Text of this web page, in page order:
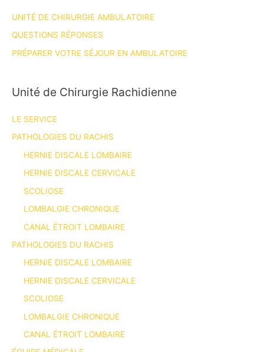
UNITÉ DE CHIRURGIE AMBULATOIRE
QUESTIONS RÉPONSES
PRÉPARER VOTRE SÉJOUR EN AMBULATOIRE
Unité de Chirurgie Rachidienne
LE SERVICE
PATHOLOGIES DU RACHIS
HERNIE DISCALE LOMBAIRE
HERNIE DISCALE CERVICALE
SCOLIOSE
LOMBALGIE CHRONIQUE
CANAL ÉTROIT LOMBAIRE
PATHOLOGIES DU RACHIS
HERNIE DISCALE LOMBAIRE
HERNIE DISCALE CERVICALE
SCOLIOSE
LOMBALGIE CHRONIQUE
CANAL ÉTROIT LOMBAIRE